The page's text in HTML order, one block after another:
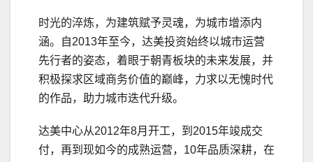
时光的淬炼，为建筑赋予灵魂，为城市增添内
涵。自2013年至今，达美投资始终以城市运营
先行者的姿态，着眼于朝青板块的未来发展，并
积极探求区域商务价值的巅峰，力求以无愧时代
的作品，助力城市迭代升级。
达美中心从2012年8月开工，到2015年竣成交
付，再到现如今的成熟运营，10年品质深耕，在